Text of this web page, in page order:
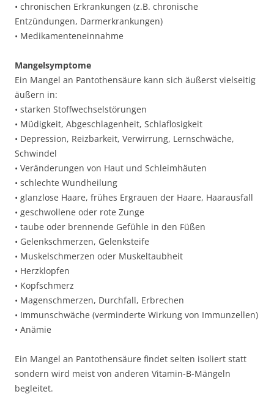
• chronischen Erkrankungen (z.B. chronische
Entzündungen, Darmerkrankungen)
• Medikamenteneinnahme
Mangelsymptome
Ein Mangel an Pantothensäure kann sich äußerst vielseitig
äußern in:
• starken Stoffwechselstörungen
• Müdigkeit, Abgeschlagenheit, Schlaflosigkeit
• Depression, Reizbarkeit, Verwirrung, Lernschwäche,
Schwindel
• Veränderungen von Haut und Schleimhäuten
• schlechte Wundheilung
• glanzlose Haare, frühes Ergrauen der Haare, Haarausfall
• geschwollene oder rote Zunge
• taube oder brennende Gefühle in den Füßen
• Gelenkschmerzen, Gelenksteife
• Muskelschmerzen oder Muskeltaubheit
• Herzklopfen
• Kopfschmerz
• Magenschmerzen, Durchfall, Erbrechen
• Immunschwäche (verminderte Wirkung von Immunzellen)
• Anämie
Ein Mangel an Pantothensäure findet selten isoliert statt
sondern wird meist von anderen Vitamin-B-Mängeln
begleitet.